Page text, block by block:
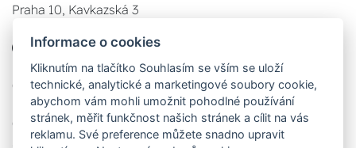
Praha 10, Kavkazská 3
777 780 841
08:00 - 17:00
08:00 - 17:00
Informace o cookies
Kliknutím na tlačítko Souhlasím se vším se uloží
technické, analytické a marketingové soubory cookie,
abychom vám mohli umožnit pohodlné používání
stránek, měřit funkčnost našich stránek a cílit na vás
reklamu. Své preference můžete snadno upravit